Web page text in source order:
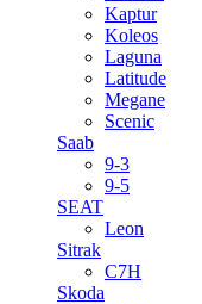
Kaptur
Koleos
Laguna
Latitude
Megane
Scenic
Saab
9-3
9-5
SEAT
Leon
Sitrak
C7H
Skoda